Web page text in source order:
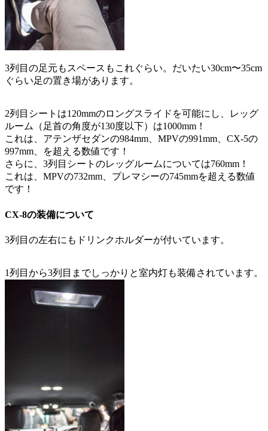
3列目の足元もスペースもこれぐらい。だいたい30cm〜35cm
ぐらい足の置き場があります。
2列目シートは120mmのロングスライドを可能にし、レッグ
ルーム（足首の角度が130度以下）は1000mm！
これは、アテンザセダンの984mm、MPVの991mm、CX-5の
997mm、を超える数値です！
さらに、3列目シートのレッグルームについては760mm！
これは、MPVの732mm、プレマシーの745mmを超える数値
です！
CX-8の装備について
3列目の左右にもドリンクホルダーが付いています。
1列目から3列目までしっかりと室内灯も装備されています。